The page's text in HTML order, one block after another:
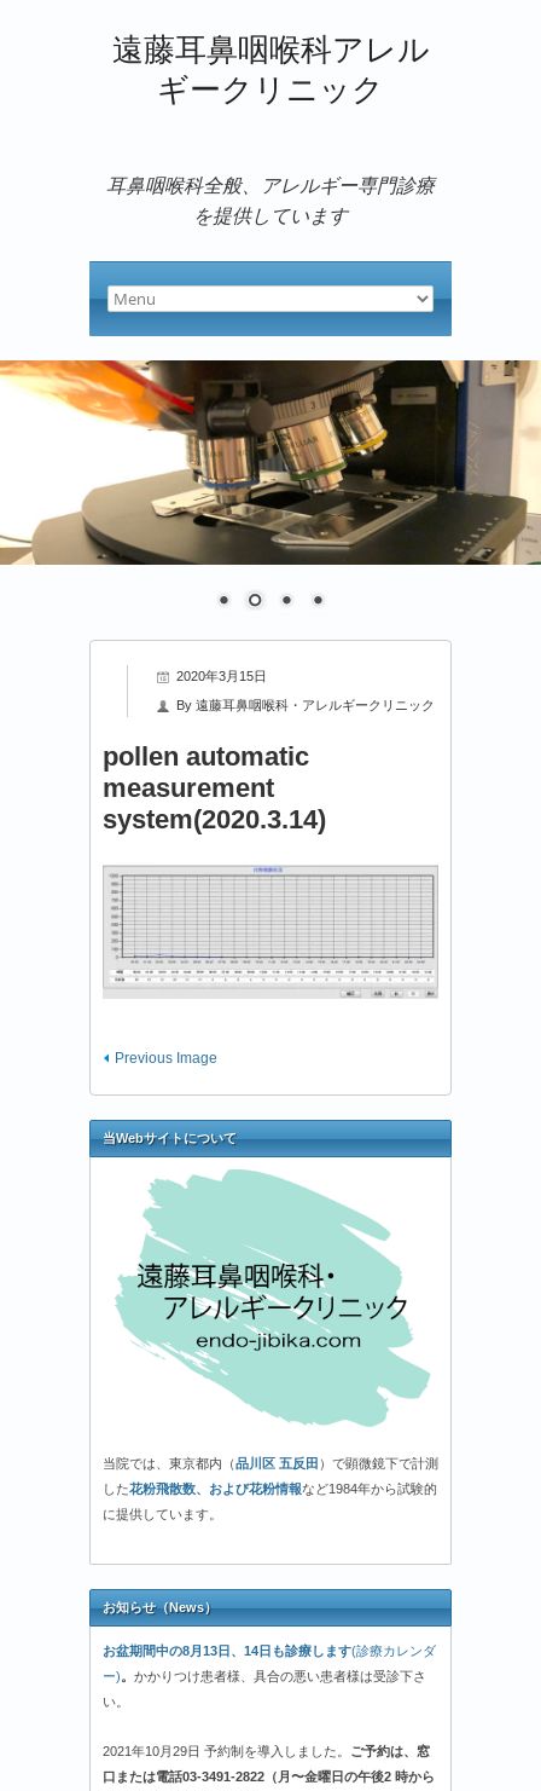
遠藤耳鼻咽喉科アレル
ギークリニック
耳鼻咽喉科全般、アレルギー専門診療
を提供しています
2020年3月15日
By 遠藤耳鼻咽喉科・アレルギークリニック
pollen automatic
measurement
system(2020.3.14)
Previous Image
当Webサイトについて
当院では、東京都内（品川区 五反田 ）で顕微鏡下で計測
した花粉飛散数、および花粉情報など1984年から試験的
に提供しています。
お知らせ（News）
お盆期間中の8月13日、14日も診療します(診療カレンダ
ー)。 かかりつけ患者様、具合の悪い患者様は受診下さ
い。
2021年10月29日 予約制を導入しました。 ご予約は、窓
口または電話03-3491-2822（月〜金曜日の午後2 時から